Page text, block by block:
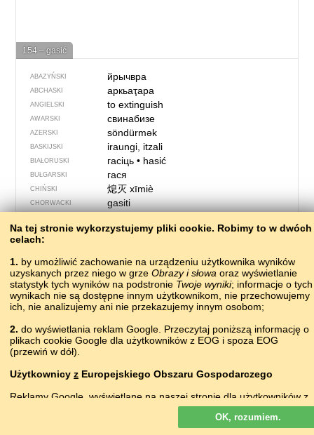
154 – gasić
ABAZYŃSKI йрычвра
ABCHASKI аркьаҭара
ANGIELSKI to extinguish
AWARSKI свинабизе
AZERSKI söndürmək
BASKIJSKI iraungi, itzali
BIAŁORUSKI гасіць• hasić
BUŁGARSKI гася
CHIŃSKI 熄灭xīmiè
CHORWACKI gasiti
DOLNOŁUŻYCKI gasyś
DUŃSKI
ERZIAŃSKI мадстемс
ESPERANTO estingi
ESTOŃSKI kustutama
FARERSKI sløkkja
sammuttaa
FRANCUSKI éteindre
FRIULSKI distudâ
GÓRNOŁUŻYCKI
GRECKI σβήνω
HISZPAŃSKI apagar, extinguir
Na tej stronie wykorzystujemy pliki сookie. Robimy to w dwóch
celach:
1. by umożliwić zachowanie na urządzeniu użytkownika wyników
uzyskanych przez niego w grze Obrazy i słowa oraz wyświetlanie
statystyk tych wyników na podstronie Twoje wyniki; informacje o tych
wynikach nie są dostępne innym użytkownikom, nie przechowujemy
ich, nie analizujemy ani nie przekazujemy innym osobom;
2. do wyświetlania reklam Google. Przeczytaj poniższą informację o
plikach cookie Google dla użytkowników z EOG i spoza EOG
(przewiń w dół).
Użytkownicy z Europejskiego Obszaru Gospodarczego
Reklamy Google, wyświetlane na naszej stronie dla użytkowników z
są personalizowane. Chociaż reklamy te nie wykorzystują
plików cookie na potrzeby personalizacji reklam, to wykorzystują je,
by umożliwiać ograniczenie liczby wyświetleń, generowanie
OK, rozumiem.